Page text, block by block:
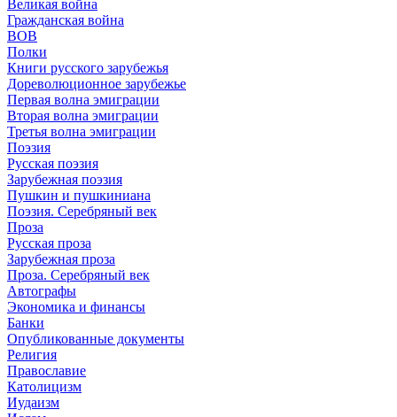
Великая война
Гражданская война
ВОВ
Полки
Книги русского зарубежья
Дореволюционное зарубежье
Первая волна эмиграции
Вторая волна эмиграции
Третья волна эмиграции
Поэзия
Русская поэзия
Зарубежная поэзия
Пушкин и пушкиниана
Поэзия. Серебряный век
Проза
Русская проза
Зарубежная проза
Проза. Серебряный век
Автографы
Экономика и финансы
Банки
Опубликованные документы
Религия
Православие
Католицизм
Иудаизм